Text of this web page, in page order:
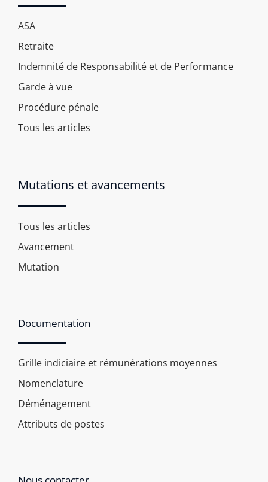
ASA
Retraite
Indemnité de Responsabilité et de Performance
Garde à vue
Procédure pénale
Tous les articles
Mutations et avancements
Tous les articles
Avancement
Mutation
Documentation
Grille indiciaire et rémunérations moyennes
Nomenclature
Déménagement
Attributs de postes